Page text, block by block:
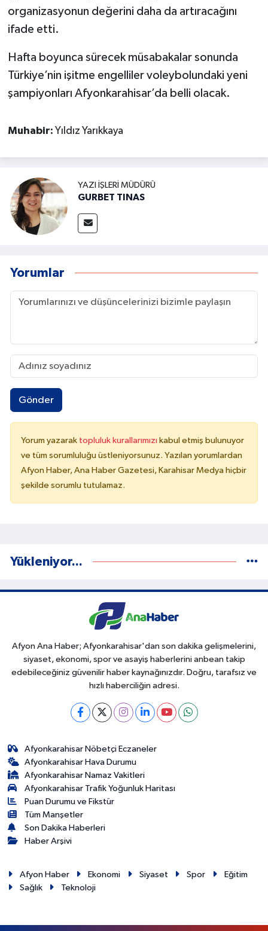
organizasyonun değerini daha da artıracağını
ifade etti.
Hafta boyunca sürecek müsabakalar sonunda
Türkiye’nin işitme engelliler voleybolundaki yeni
şampiyonları Afyonkarahisar’da belli olacak.
Muhabir: Yıldız Yarıkkaya
YAZI İŞLERI MÜDÜRÜ
GURBET TINAS
Yorumlar
Gönder
Yorum yazarak topluluk kurallarımızı kabul etmiş bulunuyor
ve tüm sorumluluğu üstleniyorsunuz. Yazılan yorumlardan
Afyon Haber, Ana Haber Gazetesi, Karahisar Medya hiçbir
şekilde sorumlu tutulamaz.
Yükleniyor...
Afyon Ana Haber; Afyonkarahisar'dan son dakika gelişmelerini,
siyaset, ekonomi, spor ve asayiş haberlerini anbean takip
edebileceğiniz güvenilir haber kaynağınızdır. Doğru, tarafsız ve
hızlı haberciliğin adresi.
Afyonkarahisar Nöbetçi Eczaneler
Afyonkarahisar Hava Durumu
Afyonkarahisar Namaz Vakitleri
Afyonkarahisar Trafik Yoğunluk Haritası
Puan Durumu ve Fikstür
Tüm Manşetler
Son Dakika Haberleri
Haber Arşivi
Afyon Haber Ekonomi Siyaset Spor
Eğitim
Sağlık
Teknoloji